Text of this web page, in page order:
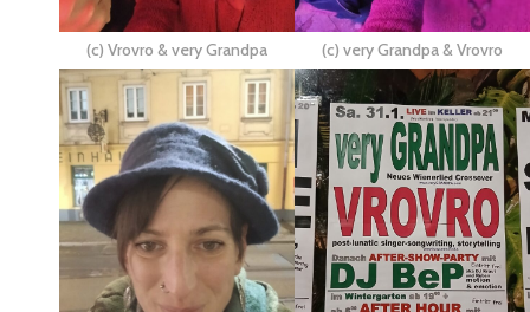
(c) Vrovro & very Grandpa (c) very Grandpa & Vrovro